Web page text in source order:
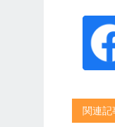
関連記